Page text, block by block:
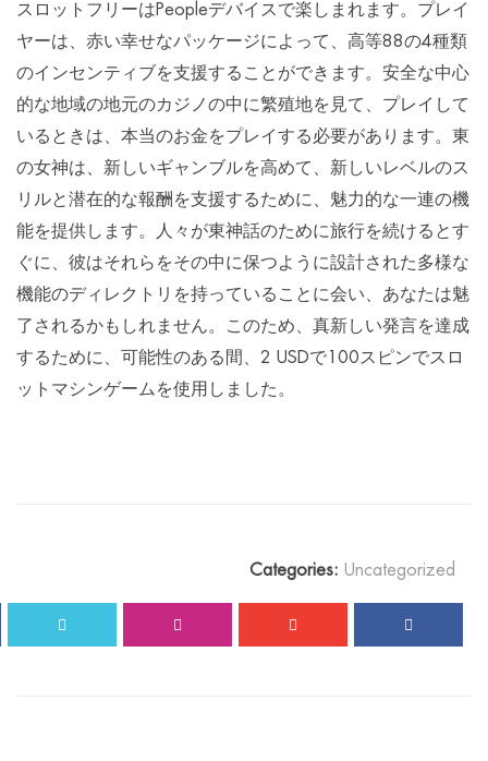
スロットフリーはPeopleデバイスで楽しまれます。プレイ
ヤーは、赤い幸せなパッケージによって、高等88の4種類
のインセンティブを支援することができます。安全な中心
的な地域の地元のカジノの中に繁殖地を見て、プレイして
いるときは、本当のお金をプレイする必要があります。東
の女神は、新しいギャンブルを高めて、新しいレベルのス
リルと潜在的な報酬を支援するために、魅力的な一連の機
能を提供します。人々が東神話のために旅行を続けるとす
ぐに、彼はそれらをその中に保つように設計された多様な
機能のディレクトリを持っていることに会い、あなたは魅
了されるかもしれません。このため、真新しい発言を達成
するために、可能性のある間、2 USDで100スピンでスロ
ットマシンゲームを使用しました。
Categories: Uncategorized